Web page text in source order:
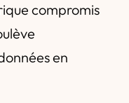
compromis
en